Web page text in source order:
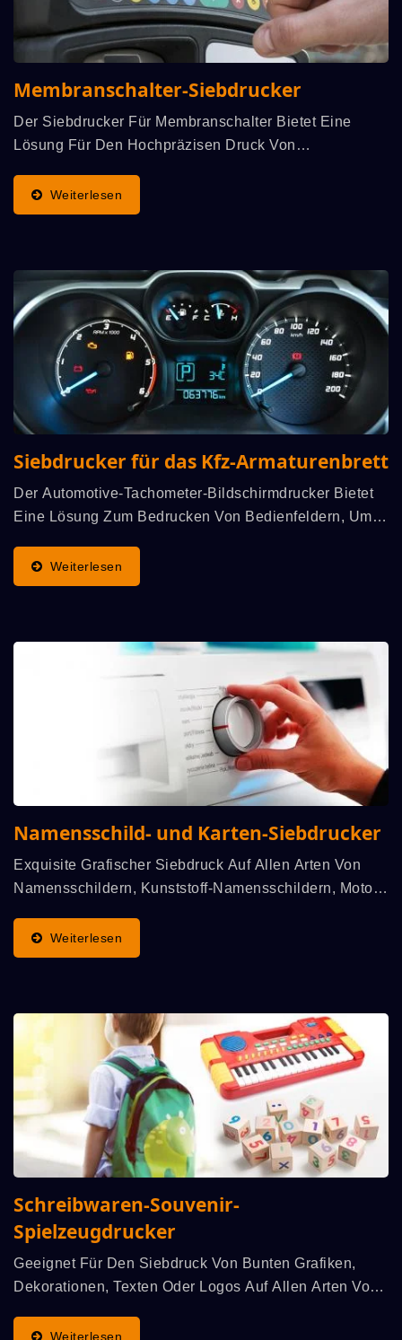
Membranschalter-Siebdrucker
Der Siebdrucker Für Membranschalter Bietet Eine
Lösung Für Den Hochpräzisen Druck Von
Die Die Grafischen Elemente Und Schaltkreise
Umfassen, Die Leitfähige...
Weiterlesen
Siebdrucker für das Kfz-Armaturenbrett
Der Automotive-Tachometer-Bildschirmdrucker Bietet
Eine Lösung Zum Bedrucken Von Bedienfeldern, Um
Warnhinweisen Anzuzeigen. Der Entscheidende
Produktionsprozess...
Weiterlesen
Namensschild- und Karten-Siebdrucker
Exquisite Grafischer Siebdruck Auf Allen Arten Von
Namensschildern, Kunststoff-Namensschildern, Motor-
Polly-Namensschildern, Imitierten Metall-
Namensschildern,...
Weiterlesen
Schreibwaren-Souvenir-
Spielzeugdrucker
Geeignet Für Den Siebdruck Von Bunten Grafiken,
Dekorationen, Texten Oder Logos Auf Allen Arten Von
Für Schreibwaren, Geschenke, Souvenirs Und
Weiterlesen